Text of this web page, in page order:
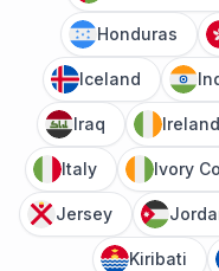
Honduras
Iceland
Iraq Ireland
Italy Ivory
Jersey
Kiribati